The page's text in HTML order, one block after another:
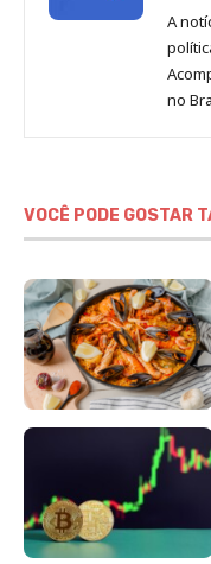
de
A
no
VOCÊ PODE GOSTAR